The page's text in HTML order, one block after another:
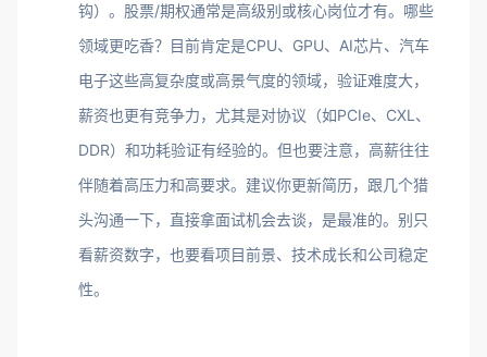
钩）。股票/期权通常是高级别或核心岗位才有。哪些
领域更吃香？目前肯定是CPU、GPU、AI芯片、汽车
电子这些高复杂度或高景气度的领域，验证难度大，
薪资也更有竞争力，尤其是对协议（如PCIe、CXL、
DDR）和功耗验证有经验的。但也要注意，高薪往往
伴随着高压力和高要求。建议你更新简历，跟几个猎
头沟通一下，直接拿面试机会去谈，是最准的。别只
看薪资数字，也要看项目前景、技术成长和公司稳定
性。